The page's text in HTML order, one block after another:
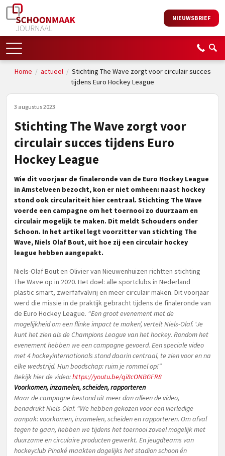
NIEUWSBRIEF
Home / actueel/ Stichting The Wave zorgt voor circulair succes
tijdens Euro Hockey League
3 augustus 2023
Stichting The Wave zorgt voor
circulair succes tijdens Euro
Hockey League
Wie dit voorjaar de finaleronde van de Euro Hockey League
in Amstelveen bezocht, kon er niet omheen: naast hockey
stond ook circulariteit hier centraal. Stichting The Wave
voerde een campagne om het toernooi zo duurzaam en
circulair mogelijk te maken. Dit meldt Schouders onder
Schoon. In het artikel legt voorzitter van stichting The
Wave, Niels Olaf Bout, uit hoe zij een circulair hockey
league hebben aangepakt.
Niels-Olaf Bout en Olivier van Nieuwenhuizen richtten stichting
The Wave op in 2020. Het doel: alle sportclubs in Nederland
plastic smart, zwerfafvalvrij en meer circulair maken. Dit voorjaar
werd die missie in de praktijk gebracht tijdens de finaleronde van
de Euro Hockey League. “Een groot evenement met de
mogelijkheid om een flinke impact te maken’, vertelt Niels-Olaf. ‘Je
kunt het zien als de Champions League van het hockey. Rondom het
evenement hebben we een campagne gevoerd. Een speciale video
met 4 hockeyinternationals stond daarin centraal, te zien voor en na
elke wedstrijd. Hun boodschap: ruim je rommel op!”
Bekijk hier de video:https://youtu.be/qi8cONBGFR8
Voorkomen, inzamelen, scheiden, rapporteren
Maar de campagne bestond uit meer dan alleen de video,
benadrukt Niels-Olaf. “We hebben gekozen voor een vierledige
aanpak: voorkomen, inzamelen, scheiden en rapporteren. Om afval
tegen te gaan, hebben we tijdens het toernooi zoveel mogelijk met
duurzame en circulaire producten gewerkt. En jeugdteams van
hockeyclub Pinoké maakten dagelijks het stadion schoon én